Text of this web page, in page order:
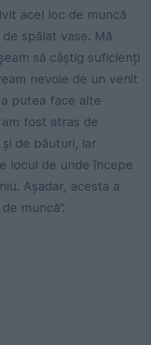
acel loc de muncă
spălat vase. Mă
să câștig suficienți
nevoie de un venit
putea face alte
fost atras de
de băuturi, iar
locul de unde începe
Așadar, acesta a
muncă”.